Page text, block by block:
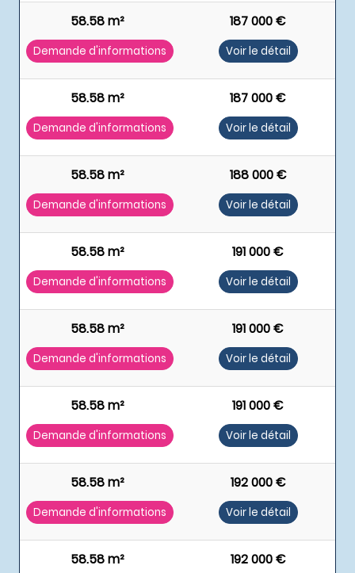
58.58 m² 187 000 €
Demande d'informations Voir le détail
58.58 m² 187 000 €
Demande d'informations Voir le détail
58.58 m² 188 000 €
Demande d'informations Voir le détail
58.58 m² 191 000 €
Demande d'informations Voir le détail
58.58 m² 191 000 €
Demande d'informations Voir le détail
58.58 m² 191 000 €
Demande d'informations Voir le détail
58.58 m² 192 000 €
Demande d'informations Voir le détail
58.58 m² 192 000 €